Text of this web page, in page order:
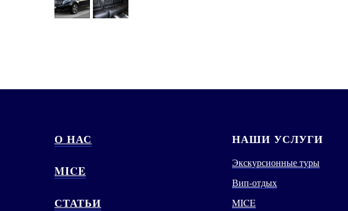
О НАС
MICE
СТАТЬИ
НАШИ УСЛУГИ
Экскурсионные туры
Вип-отдых
MICE